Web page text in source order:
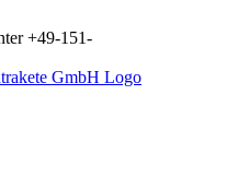
+49-151-